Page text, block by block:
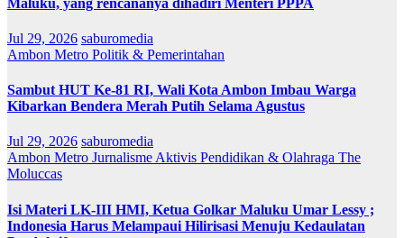
Jul 29, 2026 saburomedia
Ambon Metro Politik & Pemerintahan
Sambut HUT Ke-81 RI, Wali Kota Ambon Imbau Warga
Kibarkan Bendera Merah Putih Selama Agustus
Jul 29, 2026 saburomedia
Ambon Metro Jurnalisme Aktivis Pendidikan & Olahraga The
Moluccas
Isi Materi LK-III HMI, Ketua Golkar Maluku Umar Lessy ;
Indonesia Harus Melampaui Hilirisasi Menuju Kedaulatan